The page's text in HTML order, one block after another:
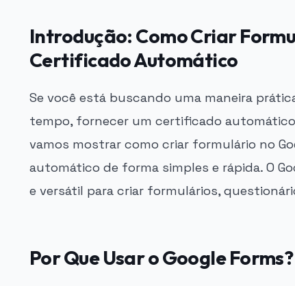
Introdução: Como Criar
Certificado Automático
Se você está buscando uma maneira
tempo, fornecer um certificado
vamos mostrar como criar formulário no
automático de forma simples e rápida. O
e versátil para criar formulários,
Por Que Usar o Google Forms?